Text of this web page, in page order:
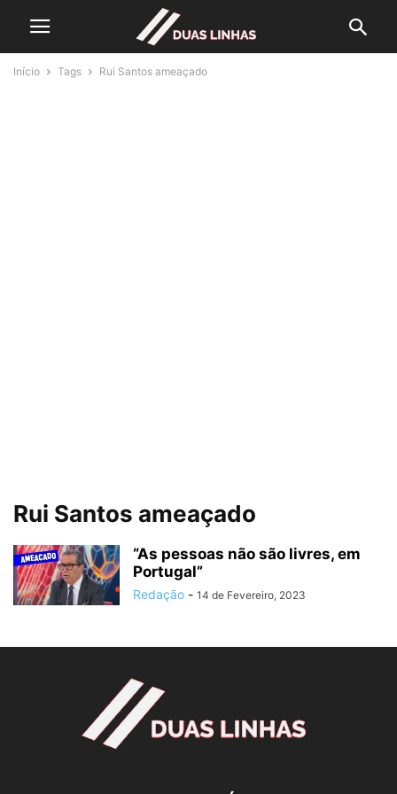
Início Tags Rui Santos ameaçado
Rui Santos ameaçado
“As pessoas não são livres, em
Portugal”
Redação - 14 de Fevereiro, 2023